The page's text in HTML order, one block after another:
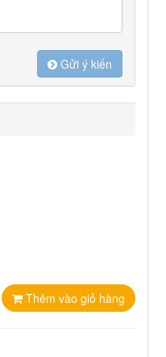
Gửi ý kiến
Thêm vào giỏ hàng